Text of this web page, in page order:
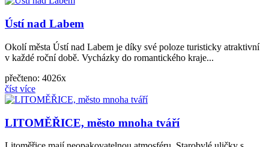
Ústí nad Labem
Okolí města Ústí nad Labem je díky své poloze turisticky atraktivní
v každé roční době. Vycházky do romantického kraje...
přečteno: 4026x
číst více
LITOMĚŘICE, město mnoha tváří